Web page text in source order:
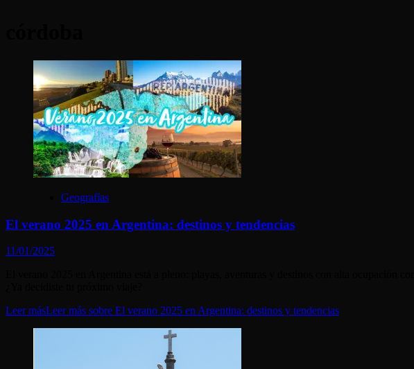
Geografías
El verano 2025 en Argentina: destinos y tendencias
11/01/2025
Leer másLeer más sobre El verano 2025 en Argentina: destinos y tendencias